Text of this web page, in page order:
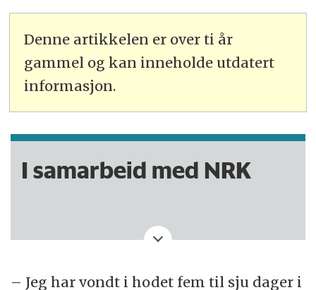
Denne artikkelen er over ti år
gammel og kan inneholde utdatert
informasjon.
I samarbeid med NRK
– Jeg har vondt i hodet fem til sju dager i